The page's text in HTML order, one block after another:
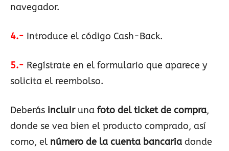
navegador.
4.- Introduce el código Cash-Back.
5.- Regístrate en el formulario que aparece y
solicita el reembolso.
Deberás incluiruna foto del ticket de compra,
donde se vea bien el producto comprado, así
como, el número de la cuenta bancaria donde